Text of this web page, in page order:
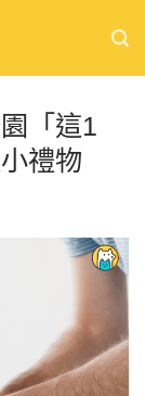
「這1
禮物